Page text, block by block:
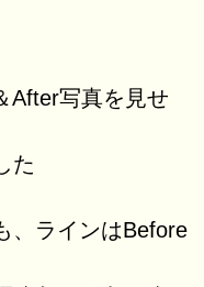
After写真を見せ
た
、ラインはBefore